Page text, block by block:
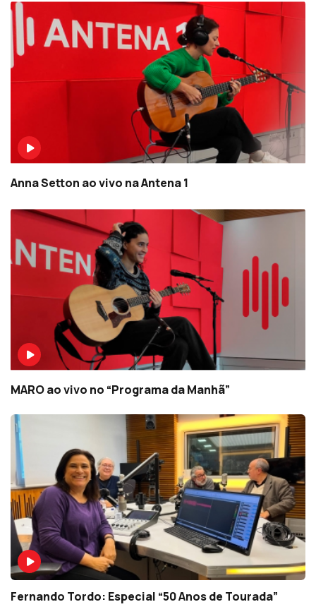
Anna Setton ao vivo na Antena 1
MARO ao vivo no “Programa da Manhã”
Fernando Tordo: Especial “50 Anos de Tourada”